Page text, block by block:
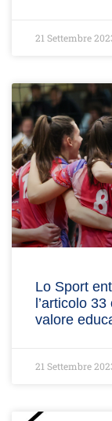
21 Settembre
Lo Sport
l’articolo
valore
21 Settembre